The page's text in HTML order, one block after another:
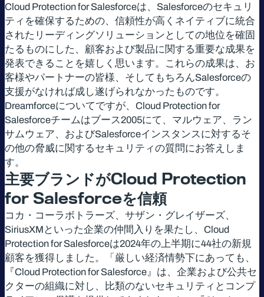
Cloud Protection for Salesforceは、Salesforceのセキュリ
ティを確保するための、信頼性が高くネイティブに統合
されたリーディングソリューションとしての地位を確固
たるものにした、顧客および製品に関する重要な成果を
発表できることを嬉しく思います。これらの成果は、お
客様やパートナーの皆様、そしてもちろんSalesforceの
支援がなければ成し遂げられなかったものです。
Dreamforceについてですが、Cloud Protection for
Salesforceチームはブース2005にて、マルウェア、ラン
サムウェア、およびSalesforceインスタンスに対するそ
の他の脅威に関するセキュリティの質問にお答えしま
す。
主要ブランドがCloud Protection
for Salesforceを信頼
コカ・コーラボトラーズ、サザン・グレイザーズ、
SiriusXMといった企業の仲間入りを果たし、Cloud
Protection for Salesforceは2024年の上半期に44社の新規
顧客を獲得しました。「厳しい経済情勢下にあっても、
『Cloud Protection for Salesforce』は、企業および公共セ
クターの組織に対し、比類のないセキュリティとコンプ